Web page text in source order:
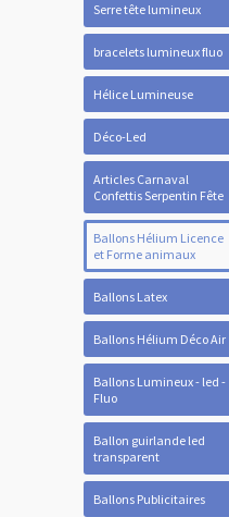
Serre tête lumineux
bracelets lumineux fluo
Hélice Lumineuse
Déco-Led
Articles Carnaval
Confettis Serpentin Fête
Ballons Hélium Licence
et Forme animaux
Ballons Latex
Ballons Hélium Déco Air
Ballons Lumineux - led -
Fluo
Ballon guirlande led
transparent
Ballons Publicitaires